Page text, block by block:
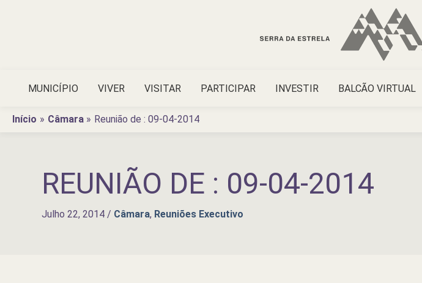
MUNICÍPIO VIVER VISITAR PARTICIPAR INVESTIR BALCÃO VIRTUAL
Início Câmara Reunião de : 09-04-2014
REUNIÃO DE : 09-04-2014
Julho 22, 2014 / Câmara, Reuniões Executivo